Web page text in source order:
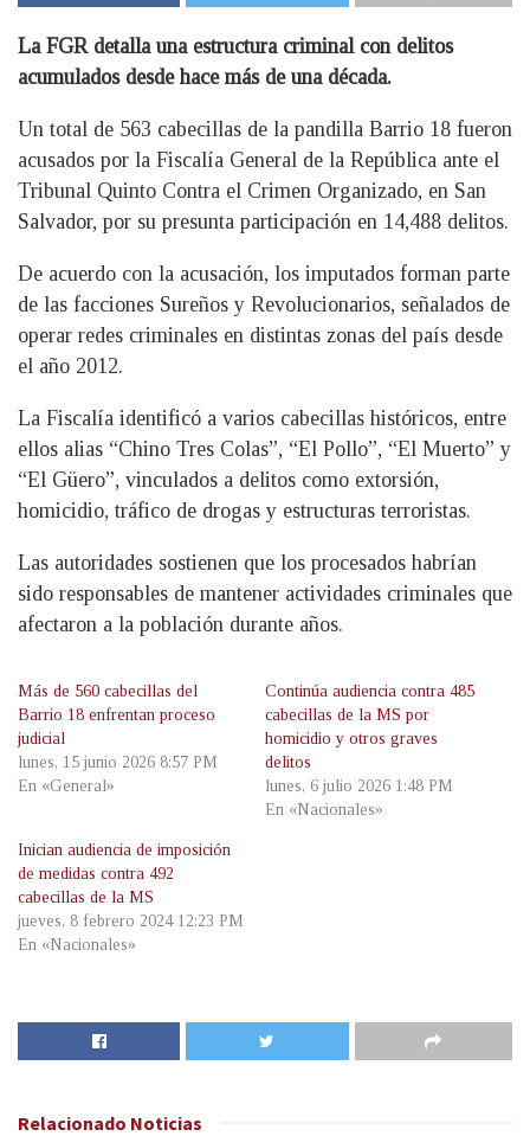
La FGR detalla una estructura criminal con delitos
acumulados desde hace más de una década.
Un total de 563 cabecillas de la pandilla Barrio 18 fueron
acusados por la Fiscalía General de la República ante el
Tribunal Quinto Contra el Crimen Organizado, en San
Salvador, por su presunta participación en 14,488 delitos.
De acuerdo con la acusación, los imputados forman parte
de las facciones Sureños y Revolucionarios, señalados de
operar redes criminales en distintas zonas del país desde
el año 2012.
La Fiscalía identificó a varios cabecillas históricos, entre
ellos alias “Chino Tres Colas”, “El Pollo”, “El Muerto” y
“El Güero”, vinculados a delitos como extorsión,
homicidio, tráfico de drogas y estructuras terroristas.
Las autoridades sostienen que los procesados habrían
sido responsables de mantener actividades criminales que
afectaron a la población durante años.
Más de 560 cabecillas del
Barrio 18 enfrentan proceso
judicial
lunes, 15 junio 2026 8:57 PM
En «General»
Continúa audiencia contra 485
cabecillas de la MS por
homicidio y otros graves
delitos
lunes, 6 julio 2026 1:48 PM
En «Nacionales»
Inician audiencia de imposición
de medidas contra 492
cabecillas de la MS
jueves, 8 febrero 2024 12:23 PM
En «Nacionales»
Relacionado Noticias